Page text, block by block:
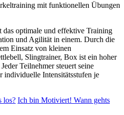
mit funktionellen Übungen
optimale und effektive Training
und Agilität in einem. Durch die
Einsatz von kleinen
Slingtrainer, Box ist ein hoher
Teilnehmer steuert seine
individuelle Intensitätsstufen je
los? Ich bin Motiviert! Wann gehts